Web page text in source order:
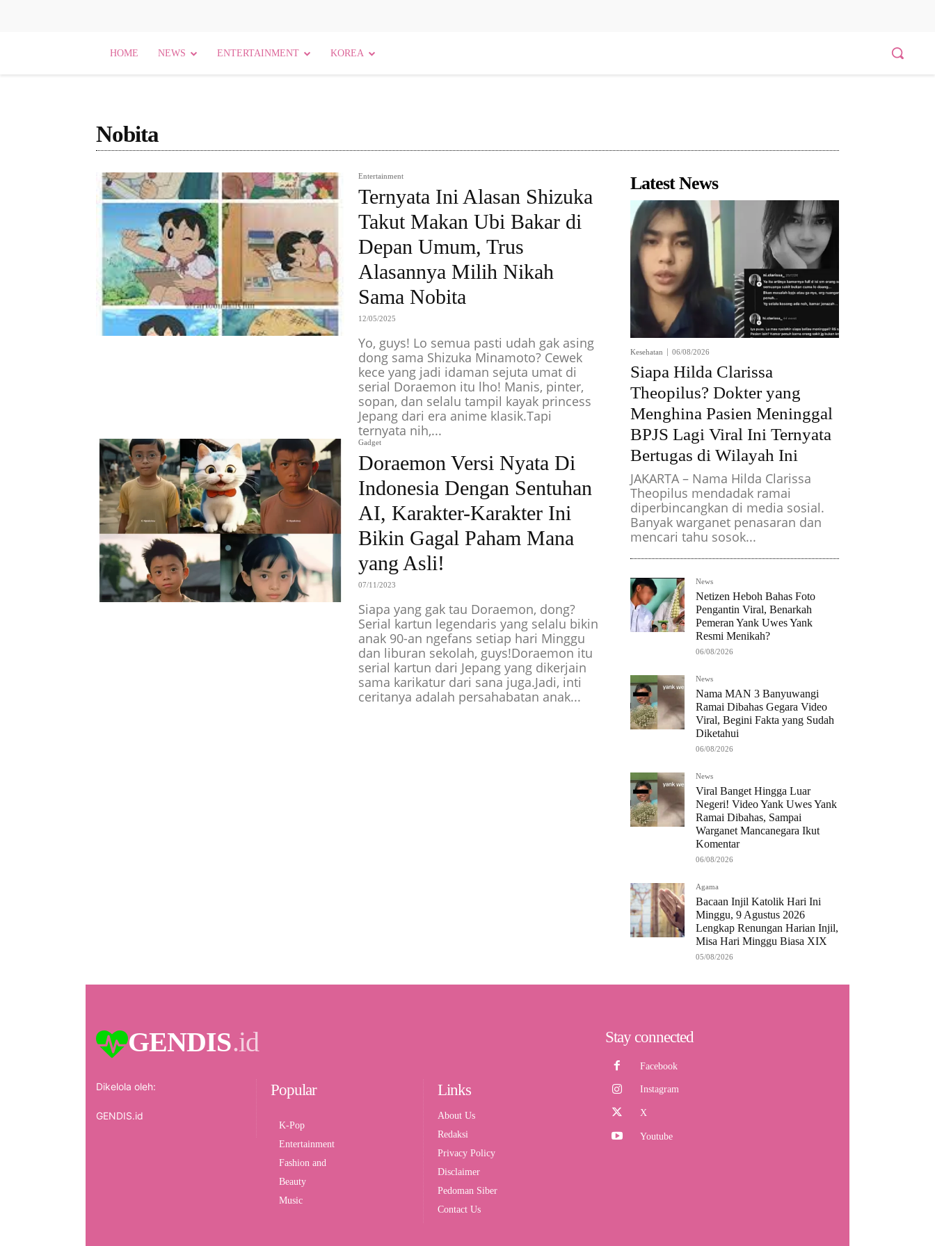
HOME NEWS ENTERTAINMENT KOREA
Nobita
Entertainment
Ternyata Ini Alasan Shizuka
Takut Makan Ubi Bakar di
Depan Umum, Trus
Alasannya Milih Nikah
Sama Nobita
12/05/2025
Yo, guys! Lo semua pasti udah gak asing
dong sama Shizuka Minamoto? Cewek
kece yang jadi idaman sejuta umat di
serial Doraemon itu lho! Manis, pinter,
sopan, dan selalu tampil kayak princess
Jepang dari era anime klasik.Tapi
ternyata nih,...
Gadget
Doraemon Versi Nyata Di
Indonesia Dengan Sentuhan
AI, Karakter-Karakter Ini
Bikin Gagal Paham Mana
yang Asli!
07/11/2023
Siapa yang gak tau Doraemon, dong?
Serial kartun legendaris yang selalu bikin
anak 90-an ngefans setiap hari Minggu
dan liburan sekolah, guys!Doraemon itu
serial kartun dari Jepang yang dikerjain
sama karikatur dari sana juga.Jadi, inti
ceritanya adalah persahabatan anak...
Latest News
Kesehatan 06/08/2026
Siapa Hilda Clarissa
Theopilus? Dokter yang
Menghina Pasien Meninggal
BPJS Lagi Viral Ini Ternyata
Bertugas di Wilayah Ini
JAKARTA – Nama Hilda Clarissa
Theopilus mendadak ramai
diperbincangkan di media sosial.
Banyak warganet penasaran dan
mencari tahu sosok...
News
Netizen Heboh Bahas Foto
Pengantin Viral, Benarkah
Pemeran Yank Uwes Yank
Resmi Menikah?
06/08/2026
News
Nama MAN 3 Banyuwangi
Ramai Dibahas Gegara Video
Viral, Begini Fakta yang Sudah
Diketahui
06/08/2026
News
Viral Banget Hingga Luar
Negeri! Video Yank Uwes Yank
Ramai Dibahas, Sampai
Warganet Mancanegara Ikut
Komentar
06/08/2026
Agama
Bacaan Injil Katolik Hari Ini
Minggu, 9 Agustus 2026
Lengkap Renungan Harian Injil,
Misa Hari Minggu Biasa XIX
05/08/2026
GENDIS.id
Dikelola oleh:
GENDIS.id
Popular
K-Pop
Entertainment
Fashion and
Beauty
Music
Links
About Us
Redaksi
Privacy Policy
Disclaimer
Pedoman Siber
Contact Us
Stay connected
Facebook
Instagram
X
Youtube